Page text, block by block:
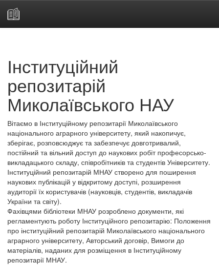
Інституційний
репозитарій
Миколаївського НАУ
Вітаємо в Інституційному репозитарії Миколаївського
національного аграрного університету, який накопичує,
зберігає, розповсюджує та забезпечує довготривалий,
постійний та вільний доступ до наукових робіт професорсько-
викладацького складу, співробітників та студентів Університету.
Інституційний репозитарій МНАУ створено для поширення
наукових публікацій у відкритому доступі, розширення
аудиторії їх користувачів (науковців, студентів, викладачів
України та світу).
Фахівцями бібліотеки МНАУ розроблено документи, які
регламентують роботу Інституційного репозитарію: Положення
про інституційний репозитарій Миколаївського національного
аграрного університету, Авторський договір, Вимоги до
матеріалів, наданих для розміщення в Інституційному
репозитарії МНАУ.